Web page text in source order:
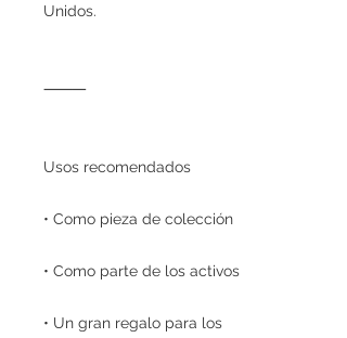
Unidos.
⸻
Usos recomendados
• Como pieza de colección
• Como parte de los activos
• Un gran regalo para los